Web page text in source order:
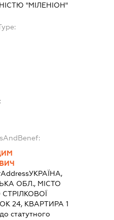
"МІЛЕНІОН"
УКРАЇНА,
ОБЛ., МІСТО
24, КВАРТИРА 1
статутного